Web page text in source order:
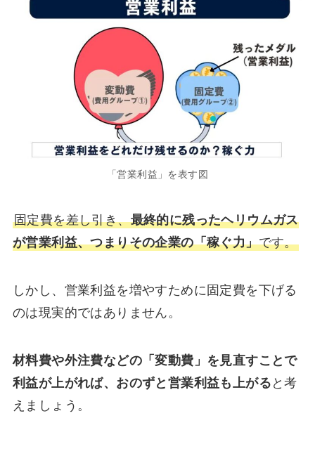
「営業利益」を表す図
固定費を差し引き、最終的に残ったヘリウムガス
が営業利益、つまりその企業の「稼ぐ力」です。
しかし、営業利益を増やすために固定費を下げる
のは現実的ではありません。
材料費や外注費などの「変動費」を見直すことで
利益が上がれば、おのずと営業利益も上がる と考
えましょう。